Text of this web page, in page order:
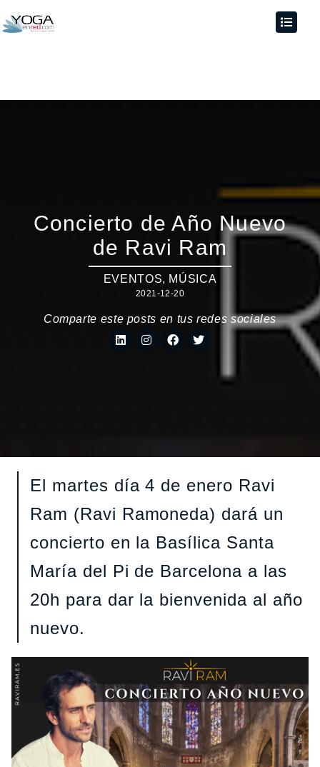
Concierto de Año Nuevo
de Ravi Ram
EVENTOS, MÚSICA
2021-12-20
Comparte este posts en tus redes sociales
El martes día 4 de enero Ravi
Ram (Ravi Ramoneda) dará un
concierto en la Basílica Santa
María del Pi de Barcelona a las
20h para dar la bienvenida al año
nuevo.